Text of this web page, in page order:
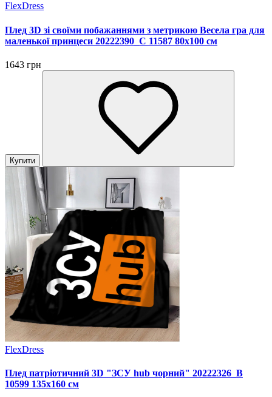
FlexDress
Плед 3D зі своїми побажаннями з метрикою Весела гра для
маленької принцеси 20222390_C 11587 80х100 см
1643 грн
Купити
FlexDress
Плед патріотичний 3D "ЗСУ hub чорний" 20222326_B
10599 135х160 см